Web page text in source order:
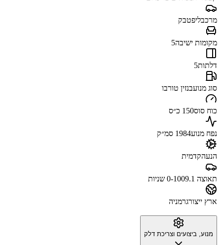
מרכבליפטבק
מקומות ישיבה5
דלתות5
סוג מנועבנזין טורבו
כוח סוס150 כ״ס
נפח מנוע1984 סמ״ק
הנעהקדמית
תאוצה 0-100 9.1 שניות
ארץ ייצורגרמניה
מנוע, ביצועים וצריכת דלק